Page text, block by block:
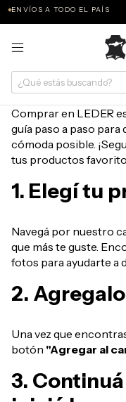
ENVÍOS A TODO EL PAÍS
Comprar en LEDER
guía paso a paso para
cómoda posible.
tus productos
1. Elegí tu
Navegá por nuestro
que más te guste.
fotos para ayudarte a
2.
Una vez que
botón "Agregar al
3.